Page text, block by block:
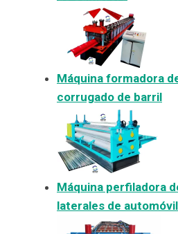
Máquina formadora
corrugado de barril
Máquina perfiladora
laterales de